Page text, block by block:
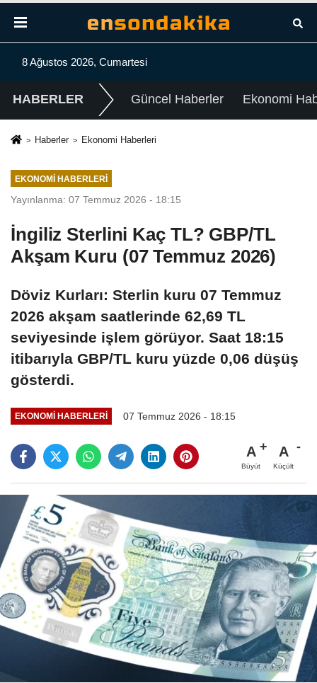
8 Ağustos 2026, Cumartesi
HABERLER Güncel Haberler Ekonomi
Haberler Ekonomi Haberleri
EKONOMI HABERLERI
Yayınlanma: 07 Temmuz 2026 - 18:15
İngiliz Sterlini Kaç TL? GBP/TL
Akşam Kuru (07 Temmuz 2026)
Döviz Kurları: Sterlin kuru 07 Temmuz
2026 akşam saatlerinde 62,69 TL
seviyesinde işlem görüyor. Saat 18:15
itibarıyla GBP/TL kuru yüzde 0,06 düşüş
gösterdi.
EKONOMI HABERLERI 07 Temmuz 2026 - 18:15
A
Büyüt
A
Küçült